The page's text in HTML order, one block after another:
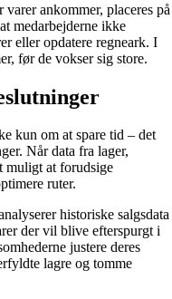
varer ankommer, placeres på
medarbejderne ikke
eller opdatere regneark. I
før de vokser sig store.
kun om at spare tid – det
Når data fra lager,
muligt at forudsige
ruter.
historiske salgsdata
der vil blive efterspurgt i
justere deres
lagre og tomme